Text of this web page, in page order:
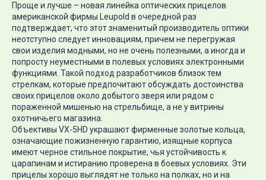
Проще и лучше – новая линейка оптических прицелов
американской фирмы Leupold в очередной раз
подтверждает, что этот знаменитый производитель оптики
неотступно следует инновациям, причем не перегружая
свои изделия модными, но не очень полезными, а иногда и
попросту неуместными в полевых условиях электронными
функциями. Такой подход разработчиков близок тем
стрелкам, которые предпочитают обсуждать достоинства
своих прицелов около добытого зверя или рядом с
пораженной мишенью на стрельбище, а не у витрины
охотничьего магазина.
Объективы VX-5HD украшают фирменные золотые кольца,
означающие пожизненную гарантию, изящные корпуса
имеют черное стильное покрытие, чья устойчивость к
царапинам и истиранию проверена в боевых условиях. Эти
прицелы хорошо выглядят не только на полках, но и на